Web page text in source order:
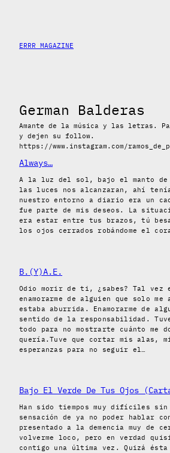
contenido
ERRR MAGAZINE
German Balderas
Amante de la música y las letras.
y dejen su follow.
https://www.instagram.com/
Always…
A la luz del sol, bajo el manto de
las luces nos alcanzaran, ahí
nuestro entorno a diario era un
fue parte de mis deseos. La
era estar entre tus brazos, tú
los ojos cerrados robándome el
B.(Y)A.E.
Odio morir de ti, ¿sabes? Tal vez
enamorarme de alguien que solo me
estaba aburrida. Enamorarme de
sentido de la responsabilidad.
todo para no mostrarte cuánto me
quería.Tuve que cortar mis alas,
esperanzas para no seguir el…
Bajo El Verde De Tus Ojos
Han sido tiempos muy difíciles
sensación de ya no poder hablar
presentado a la demencia muy de
volverme loco, pero en verdad
contigo una última vez. Quizá ésta